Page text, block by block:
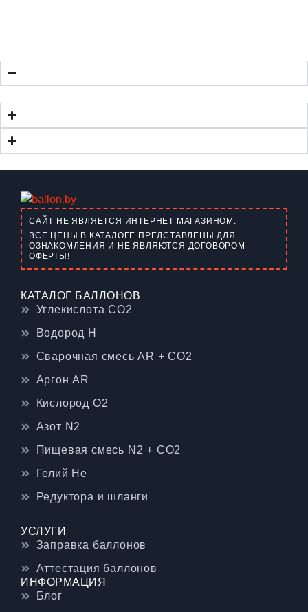
САЙТ НЕ ЯВЛЯЕТСЯ ИНТЕРНЕТ МАГАЗИНОМ.
ВСЕ ЦЕНЫ В КАТАЛОГЕ ПРЕДСТАВЛЕНЫ ДЛЯ
ОЗНАКОМЛЕНИЯ И НЕ ЯВЛЯЮТСЯ ДОГОВОРОМ
ОФЕРТЫ!
КАТАЛОГ БАЛЛОНОВ
Углекислота CO2
Водород H
Сварочная смесь AR + CO2
Аргон AR
Кислород O2
Азот N2
Пищевая смесь N2 + CO2
Гелий He
Редуктора и шланги
УСЛУГИ
Заправка баллонов
Аттестация баллонов
ИНФОРМАЦИЯ
Блог